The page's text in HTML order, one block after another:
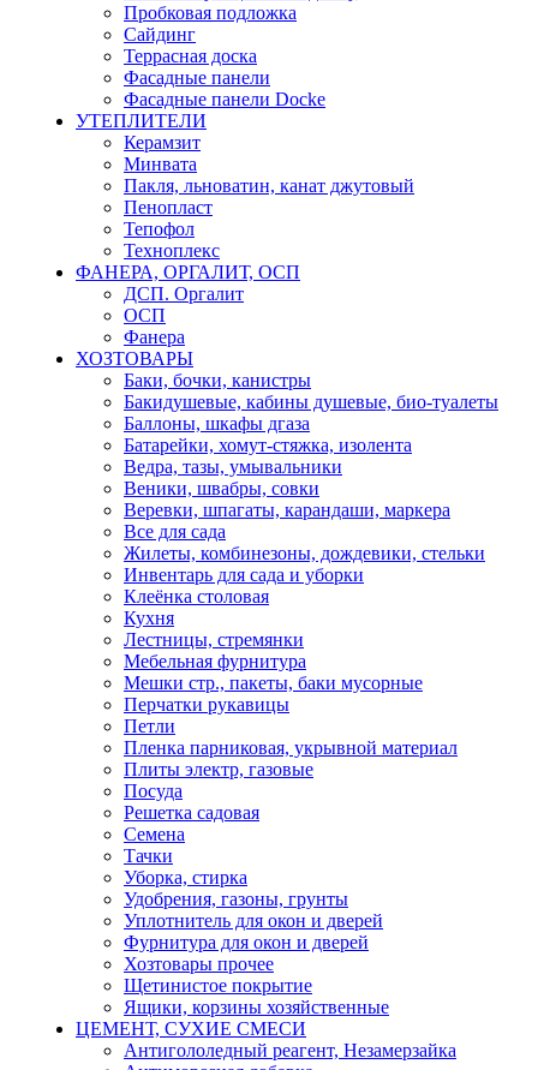
Пробковая подложка
Сайдинг
Террасная доска
Фасадные панели
Фасадные панели Docke
УТЕПЛИТЕЛИ
Керамзит
Минвата
Пакля, льноватин, канат джутовый
Пенопласт
Тепофол
Техноплекс
ФАНЕРА, ОРГАЛИТ, ОСП
ДСП. Оргалит
ОСП
Фанера
ХОЗТОВАРЫ
Баки, бочки, канистры
Бакидушевые, кабины душевые, био-туалеты
Баллоны, шкафы дгаза
Батарейки, хомут-стяжка, изолента
Ведра, тазы, умывальники
Веники, швабры, совки
Веревки, шпагаты, карандаши, маркера
Все для сада
Жилеты, комбинезоны, дождевики, стельки
Инвентарь для сада и уборки
Клеёнка столовая
Кухня
Лестницы, стремянки
Мебельная фурнитура
Мешки стр., пакеты, баки мусорные
Перчатки рукавицы
Петли
Пленка парниковая, укрывной материал
Плиты электр, газовые
Посуда
Решетка садовая
Семена
Тачки
Уборка, стирка
Удобрения, газоны, грунты
Уплотнитель для окон и дверей
Фурнитура для окон и дверей
Хозтовары прочее
Щетинистое покрытие
Ящики, корзины хозяйственные
ЦЕМЕНТ, СУХИЕ СМЕСИ
Антигололедный реагент, Незамерзайка